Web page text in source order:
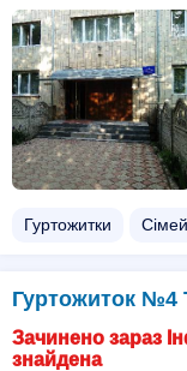
Гуртожитки
Гуртожиток
Зачинено зараз
знайдена